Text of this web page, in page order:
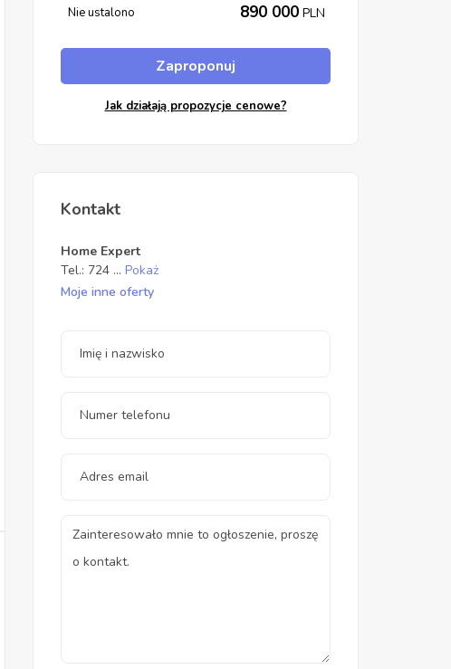
Nie ustalono 890 000 PLN
Zaproponuj
Jak działają propozycje cenowe?
Kontakt
Home Expert
Tel.: 724 ... Pokaż
Moje inne oferty